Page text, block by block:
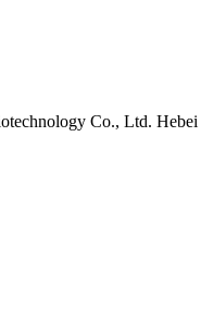
Co., Ltd.